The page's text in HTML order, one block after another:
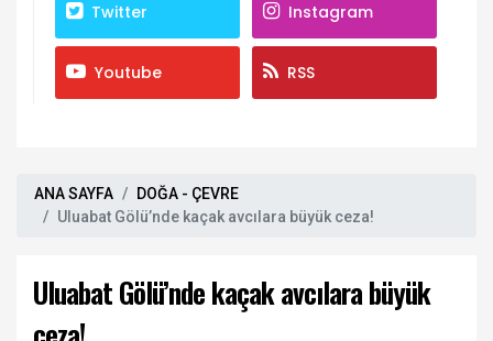
Twitter Instagram
Youtube RSS
ANA SAYFA
DOĞA - ÇEVRE
Uluabat Gölü’nde kaçak avcılara büyük ceza!
Uluabat Gölü’nde kaçak avcılara büyük